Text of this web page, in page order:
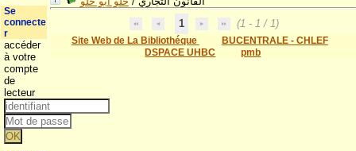
1
(1 - 1 / 1)
Site Web de La Bibliothéque
BUCENTRALE - CHLEF
DSPACE UHBC
pmb
Se
connecte
r
accéder
à votre
compte
de
lecteur